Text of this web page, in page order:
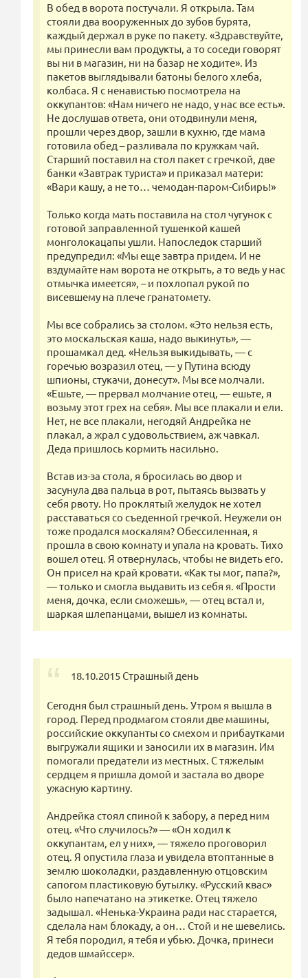
В обед в ворота постучали. Я открыла. Там
стояли два вооруженных до зубов бурята,
каждый держал в руке по пакету. «Здравствуйте,
мы принесли вам продукты, а то соседи говорят
вы ни в магазин, ни на базар не ходите». Из
пакетов выглядывали батоны белого хлеба,
колбаса. Я с ненавистью посмотрела на
оккупантов: «Нам ничего не надо, у нас все есть».
Не дослушав ответа, они отодвинули меня,
прошли через двор, зашли в кухню, где мама
готовила обед – разливала по кружкам чай.
Старший поставил на стол пакет с гречкой, две
банки «Завтрак туриста» и приказал матери:
«Вари кашу, а не то… чемодан-паром-Сибирь!»
Только когда мать поставила на стол чугунок с
готовой заправленной тушенкой кашей
монголокацапы ушли. Напоследок старший
предупредил: «Мы еще завтра придем. И не
вздумайте нам ворота не открыть, а то ведь у нас
отмычка имеется», – и похлопал рукой по
висевшему на плече гранатомету.
Мы все собрались за столом. «Это нельзя есть,
это москальская каша, надо выкинуть», —
прошамкал дед. «Нельзя выкидывать, — с
горечью возразил отец, — у Путина всюду
шпионы, стукачи, донесут». Мы все молчали.
«Ешьте, — прервал молчание отец, — ешьте, я
возьму этот грех на себя». Мы все плакали и ели.
Нет, не все плакали, негодяй Андрейка не
плакал, а жрал с удовольствием, аж чавкал.
Деда пришлось кормить насильно.
Встав из-за стола, я бросилась во двор и
засунула два пальца в рот, пытаясь вызвать у
себя рвоту. Но проклятый желудок не хотел
расставаться со съеденной гречкой. Неужели он
тоже продался москалям? Обессиленная, я
прошла в свою комнату и упала на кровать. Тихо
вошел отец. Я отвернулась, чтобы не видеть его.
Он присел на край кровати. «Как ты мог, папа?»,
— только и смогла выдавить из себя я. «Прости
меня, дочка, если сможешь», — отец встал и,
шаркая шлепанцами, вышел из комнаты.
18.10.2015 Страшный день
Сегодня был страшный день. Утром я вышла в
город. Перед продмагом стояли две машины,
российские оккупанты со смехом и прибаутками
выгружали ящики и заносили их в магазин. Им
помогали предатели из местных. С тяжелым
сердцем я пришла домой и застала во дворе
ужасную картину.
Андрейка стоял спиной к забору, а перед ним
отец. «Что случилось?» — «Он ходил к
оккупантам, ел у них», — тяжело проговорил
отец. Я опустила глаза и увидела втоптанные в
землю шоколадки, раздавленную отцовским
сапогом пластиковую бутылку. «Русский квас»
было напечатано на этикетке. Отец тяжело
задышал. «Ненька-Украина ради нас старается,
сделала нам блокаду, а он… Стой и не шевелись.
Я тебя породил, я тебя и убью. Дочка, принеси
дедов шмайссер».